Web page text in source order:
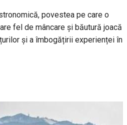
povestea pe care o
fel de mâncare și băutură joacă
și a îmbogățirii experienței în